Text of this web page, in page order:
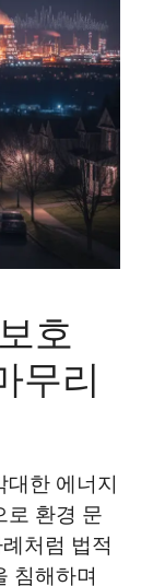
호
무리
대한 에너지
로 환경 문
처럼 법적
침해하며